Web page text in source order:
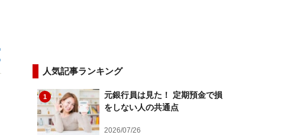
人気記事ランキング
1
元銀行員は見た！ 定期預金で損
をしない人の共通点
2026/07/26